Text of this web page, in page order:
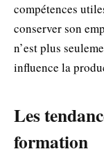
compétences
conserver son
n’est plus
influence la
Les
formation